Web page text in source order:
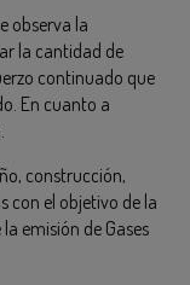
observa la
la cantidad de
continuado que
En cuanto a
construcción,
con el objetivo de la
emisión de Gases